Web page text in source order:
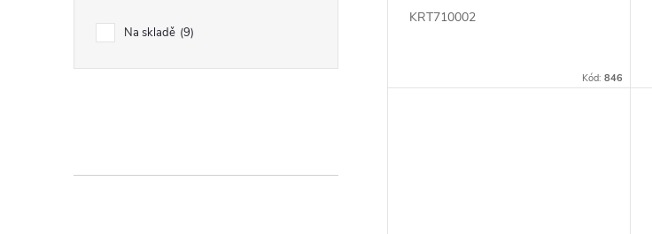
Na skladě 9
KRT710002
Kód:846